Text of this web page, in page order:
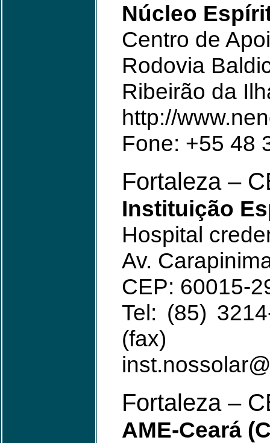
Núcleo
Centro de
Rodovia
Ribeirão da
http://
Fone: +55 48
Fortaleza –
Instituição
Hospital
Av.
CEP: 60015-
Tel: (85)
(fax)
Fortaleza –
AME-Ceará